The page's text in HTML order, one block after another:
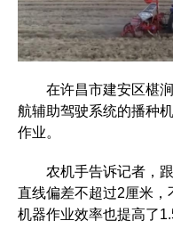
在许昌市建安区椹涧
航辅助驾驶系统的播种
作业。
农机手告诉记者，跟
直线偏差不超过2厘米，
机器作业效率也提高了